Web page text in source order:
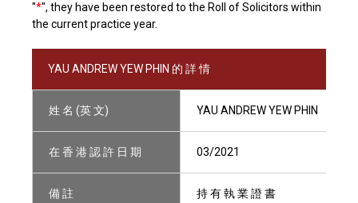
"*", they have been restored to the Roll of Solicitors within
the current practice year.
YAU ANDREW YEW PHIN 的 詳 情
姓 名 (英 文) YAU ANDREW YEW PHIN
在 香 港 認 許 日 期 03/2021
備 註 持 有 執 業 證 書